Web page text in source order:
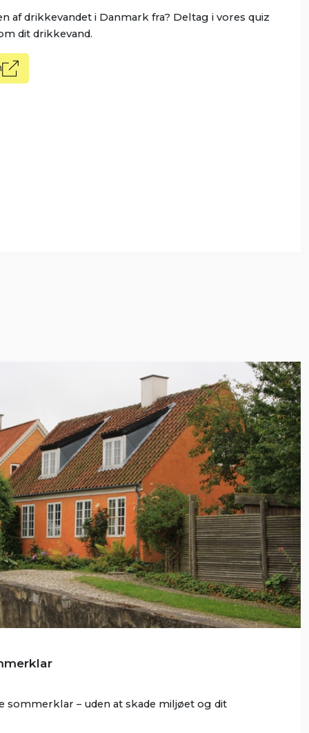
af drikkevandet i Danmark fra? Deltag i vores quiz
dit drikkevand.
sommerklar – uden at skade miljøet og dit